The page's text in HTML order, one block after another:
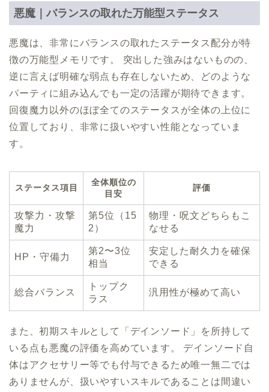
悪魔｜バランスの取れた万能型ステータス
悪魔は、非常にバランスの取れたステータス配分が特
徴の万能型メモリです。 突出した強みはないものの、
逆に言えば明確な弱点も存在しないため、どのような
パーティに組み込んでも一定の活躍が期待できます。
回復魔力以外のほぼ全てのステータスが全体の上位に
位置しており、非常に扱いやすい性能となっていま
す。
ステータス項目
全体順位の
目安
評価
攻撃力・攻撃
魔力
第5位（15
2）
物理・呪文どちらもこ
なせる
HP・守備力
第2〜3位
相当
安定した耐久力を確保
できる
総合バランス
トップク
ラス
汎用性が極めて高い
また、初期スキルとして「デインソード」を所持して
いる点も悪魔の評価を高めています。 デインソード自
体はアクセサリー等でも付与できるため唯一無二では
ありませんが、扱いやすいスキルであることは間違い